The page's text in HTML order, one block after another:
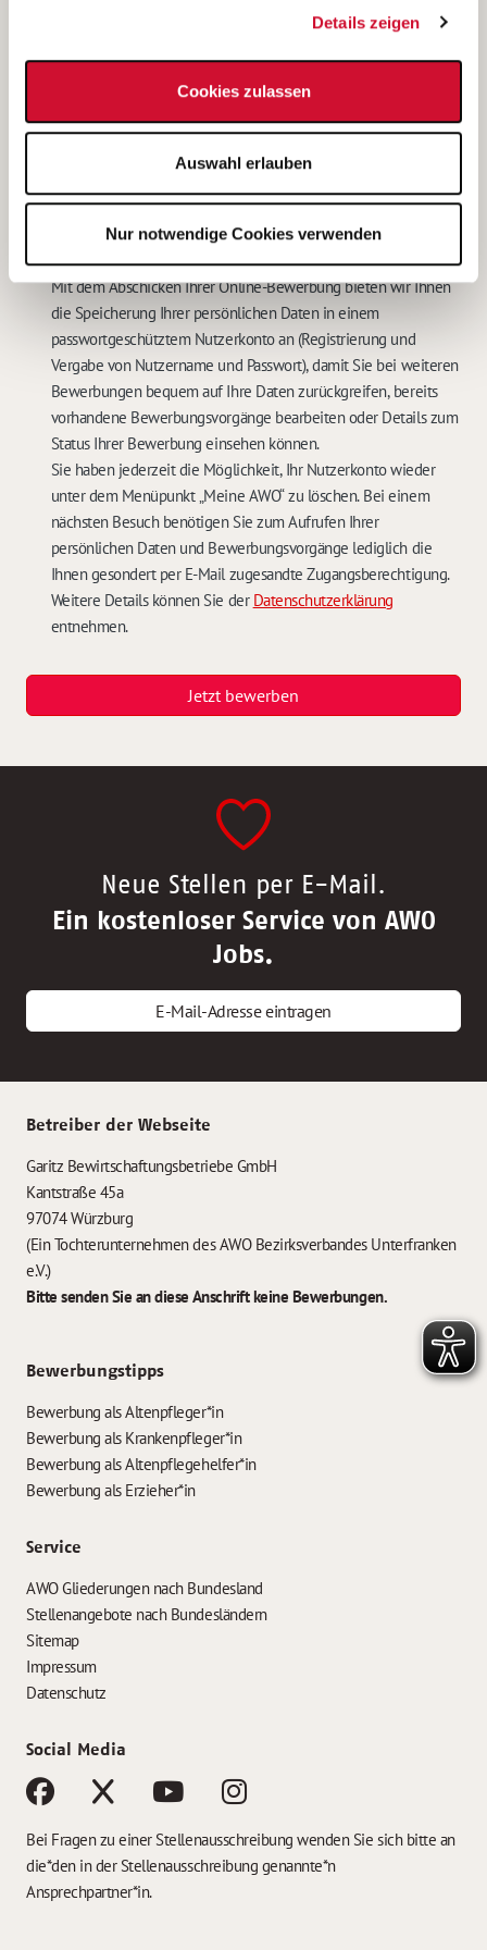
Details zeigen
Cookies zulassen
Auswahl erlauben
Nur notwendige Cookies verwenden
Im Falle eines nicht erfolgreichen Bewerbungsverfahrens
dem Betreiber unter den imImpressumgenannten
Kontaktdaten widerrufen. In diesem Falle werden meine
verantwortlichen Stelle gelöscht.
Eine weitere Bearbeitung meiner Bewerbung ist in diesem Fall
Mit dem Abschicken Ihrer Online-Bewerbung bieten wir Ihnen
die Speicherung Ihrer persönlichen Daten in einem
passwortgeschütztem Nutzerkonto an (Registrierung und
Vergabe von Nutzername und Passwort), damit Sie bei weiteren
Bewerbungen bequem auf Ihre Daten zurückgreifen, bereits
vorhandene Bewerbungsvorgänge bearbeiten oder Details zum
Status Ihrer Bewerbung einsehen können.
Sie haben jederzeit die Möglichkeit, Ihr Nutzerkonto wieder
unter dem Menüpunkt „Meine AWO“ zu löschen. Bei einem
nächsten Besuch benötigen Sie zum Aufrufen Ihrer
persönlichen Daten und Bewerbungsvorgänge lediglich die
Ihnen gesondert per E-Mail zugesandte Zugangsberechtigung.
Weitere Details können Sie der Datenschutzerklärung
entnehmen.
Jetzt bewerben
Neue Stellen per E-Mail.
Ein kostenloser Service von AWO
Jobs.
E-Mail-Adresse eintragen
Betreiber der Webseite
Garitz Bewirtschaftungsbetriebe GmbH
Kantstraße 45a
97074 Würzburg
(Ein Tochterunternehmen des AWO Bezirksverbandes Unterfranken
e.V.)
Bitte senden Sie an diese Anschrift keine Bewerbungen.
Bewerbungstipps
Bewerbung als Altenpfleger*in
Bewerbung als Krankenpfleger*in
Bewerbung als Altenpflegehelfer*in
Bewerbung als Erzieher*in
Service
AWO Gliederungen nach Bundesland
Stellenangebote nach Bundesländern
Sitemap
Impressum
Datenschutz
Social Media
Bei Fragen zu einer Stellenausschreibung wenden Sie sich bitte an
die*den in der Stellenausschreibung genannte*n
Ansprechpartner*in.